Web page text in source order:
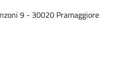
9 - 30020 Pramaggiore